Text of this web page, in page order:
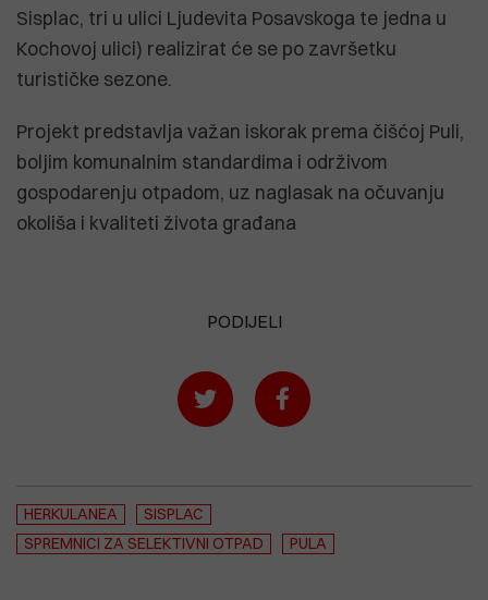
Sisplac, tri u ulici Ljudevita Posavskoga te jedna u
Kochovoj ulici) realizirat će se po završetku
turističke sezone.
Projekt predstavlja važan iskorak prema čišćoj Puli,
boljim komunalnim standardima i održivom
gospodarenju otpadom, uz naglasak na očuvanju
okoliša i kvaliteti života građana
PODIJELI
HERKULANEA
SISPLAC
SPREMNICI ZA SELEKTIVNI OTPAD
PULA